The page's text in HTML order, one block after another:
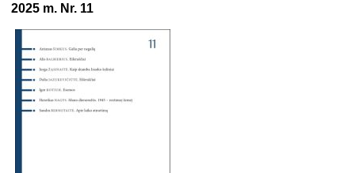
2025 m. Nr. 11